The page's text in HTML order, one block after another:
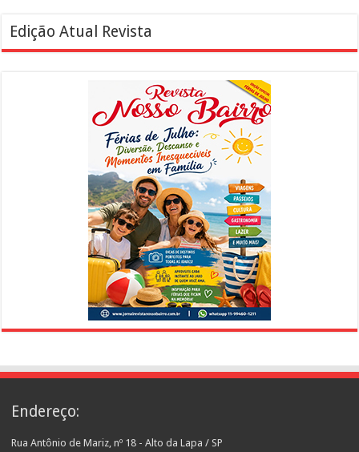
Edição Atual Revista
Endereço:
Rua Antônio de Mariz, nº 18 - Alto da Lapa / SP